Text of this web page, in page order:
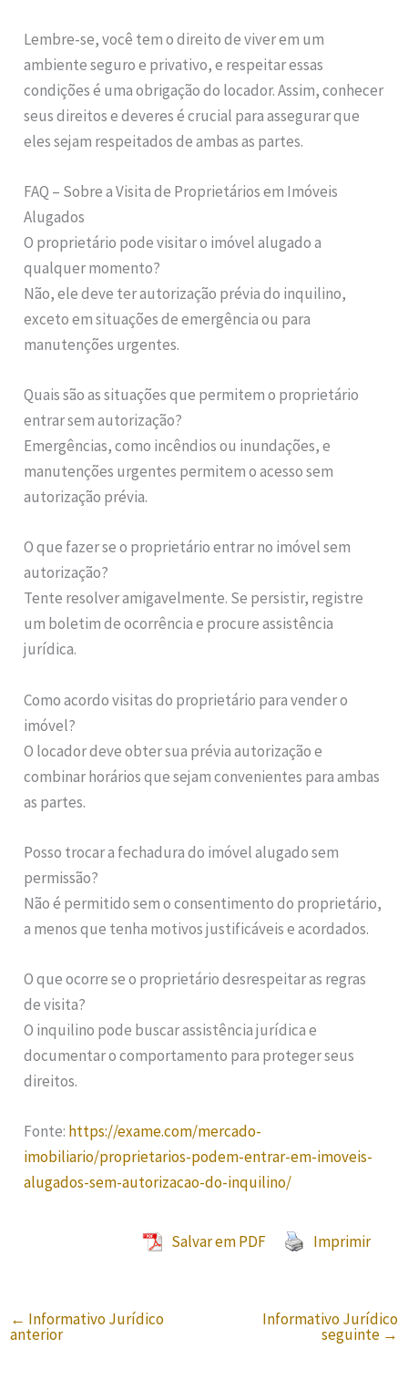
Lembre-se, você tem o direito de viver em um
ambiente seguro e privativo, e respeitar essas
condições é uma obrigação do locador. Assim, conhecer
seus direitos e deveres é crucial para assegurar que
eles sejam respeitados de ambas as partes.
FAQ – Sobre a Visita de Proprietários em Imóveis
Alugados
O proprietário pode visitar o imóvel alugado a
qualquer momento?
Não, ele deve ter autorização prévia do inquilino,
exceto em situações de emergência ou para
manutenções urgentes.
Quais são as situações que permitem o proprietário
entrar sem autorização?
Emergências, como incêndios ou inundações, e
manutenções urgentes permitem o acesso sem
autorização prévia.
O que fazer se o proprietário entrar no imóvel sem
autorização?
Tente resolver amigavelmente. Se persistir, registre
um boletim de ocorrência e procure assistência
jurídica.
Como acordo visitas do proprietário para vender o
imóvel?
O locador deve obter sua prévia autorização e
combinar horários que sejam convenientes para ambas
as partes.
Posso trocar a fechadura do imóvel alugado sem
permissão?
Não é permitido sem o consentimento do proprietário,
a menos que tenha motivos justificáveis e acordados.
O que ocorre se o proprietário desrespeitar as regras
de visita?
O inquilino pode buscar assistência jurídica e
documentar o comportamento para proteger seus
direitos.
Fonte: https://exame.com/mercado-
imobiliario/proprietarios-podem-entrar-em-imoveis-
alugados-sem-autorizacao-do-inquilino/
Salvar em PDF Imprimir
← Informativo Jurídico
anterior
Informativo Jurídico
seguinte →